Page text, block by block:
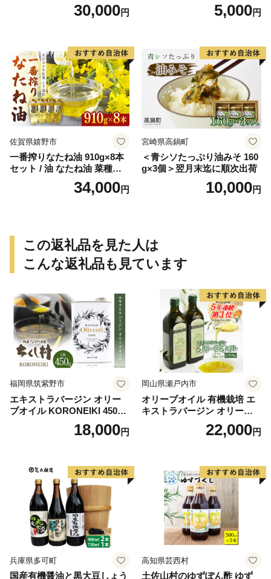
30,000円 5,000円
佐賀県嬉野市
一番搾りなたね油 910g×8本
セット / 油 なたね油 菜種油
ナタネ【山下製油】 [NBE00
34,000円
宮崎県高鍋町
＜青シソたっぷり油みそ 160
g×3個＞翌月末迄に順次出荷
10,000円
この返礼品を見た人は
こんな返礼品も見ています
福岡県筑紫野市
エキストラバージン オリー
ブオイル KORONEIKI 450g
[筑前たなか油屋 福岡県 筑紫
野市 21760403] 油 食用油 オ
18,000円
岡山県瀬戸内市
オリーブオイル 有機栽培 エ
キストラバージン オリーブ
オイル シングル 2本 セット
オーガニック 調味料 油 オリ
22,000円
兵庫県多可町
国産有機醤油と黒大豆しょう
高知県芸西村
土佐山村のゆずぽん酢 ゆず